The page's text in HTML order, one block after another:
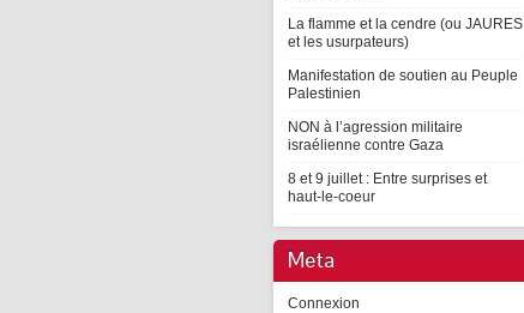
La flamme et la cendre (ou JAURES
et les usurpateurs)
Manifestation de soutien au Peuple
Palestinien
NON à l’agression militaire
israélienne contre Gaza
8 et 9 juillet : Entre surprises et
haut-le-coeur
Meta
Connexion